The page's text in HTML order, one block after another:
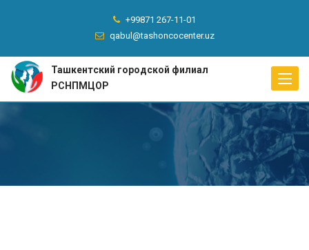
+99871 267-11-01
qabul@tashoncocenter.uz
Toggle
Ташкентский городской филиал
РСНПМЦОР